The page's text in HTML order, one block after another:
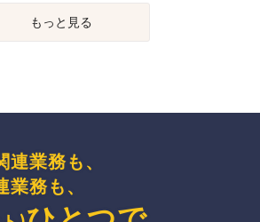
もっと見る
業務も、
務も、